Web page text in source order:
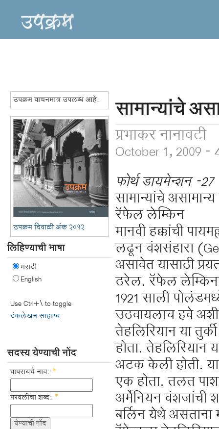
उपक्रम वाचनमात्र उपलब्ध आहे.
उपक्रम दिवाळी अंक २०१२
लिहिण्याची भाषा
मराठी
English
Use Ctrl+\ to toggle
टंकलेखन साहाय्य
सदस्य येण्याची नोंद
वापरायचे नाव: *
परवलीचा शब्द: *
सामान्यांचे
प्रभाकर नानावटी
October 1, 2009 -
फोर्थ डायमेन्शन -27
सामान्यांचे
रॅफेल लेम्किन
मानवी हक्कांची
लढून वंशसंहारा
असावेत यासाठी
ठरेल. रॅफेल
1921 साली
उठवायलाच हवे अशी
तेहलिरियान या
होता. तेहलिरियान
अटक केली होती. या
एक होता. तलत
अर्मेनियन वंशजांची
बर्लिन येथे असताना